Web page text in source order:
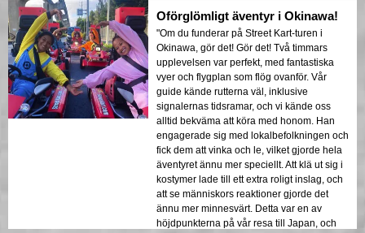
Oförglömligt äventyr i Okinawa!
"Om du funderar på Street Kart-turen i
Okinawa, gör det! Gör det! Två timmars
upplevelsen var perfekt, med fantastiska
vyer och flygplan som flög ovanför. Vår
guide kände rutterna väl, inklusive
signalernas tidsramar, och vi kände oss
alltid bekväma att köra med honom. Han
engagerade sig med lokalbefolkningen och
fick dem att vinka och le, vilket gjorde hela
äventyret ännu mer speciellt. Att klä ut sig i
kostymer lade till ett extra roligt inslag, och
att se människors reaktioner gjorde det
ännu mer minnesvärt. Detta var en av
höjdpunkterna på vår resa till Japan, och